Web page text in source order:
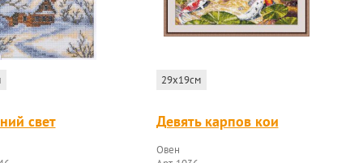
свет
29x19см
Девять карпов кои
Овен